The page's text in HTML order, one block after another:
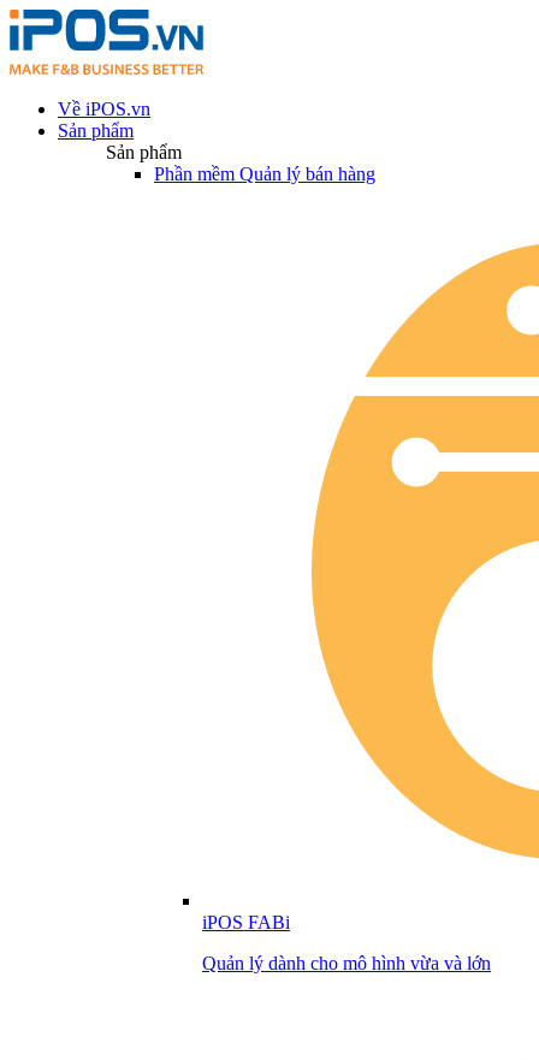
Về iPOS.vn
Sản phẩm
Sản phẩm
Phần mềm Quản lý bán hàng
iPOS FABi
Quản lý dành cho mô hình vừa và lớn